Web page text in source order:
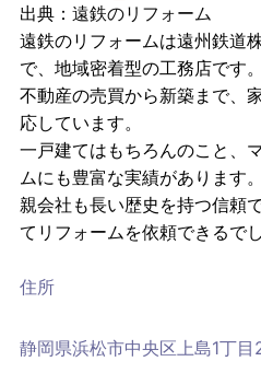
出典： 遠鉄のリフォーム
遠鉄のリフォームは遠州鉄道
で、地域密着型の工務店です。
不動産の売買から新築まで、
応しています。
一戸建てはもちろんのこと、
ムにも豊富な実績があります。
親会社も長い歴史を持つ信頼
てリフォームを依頼できるでし
住所
静岡県浜松市中央区上島1丁